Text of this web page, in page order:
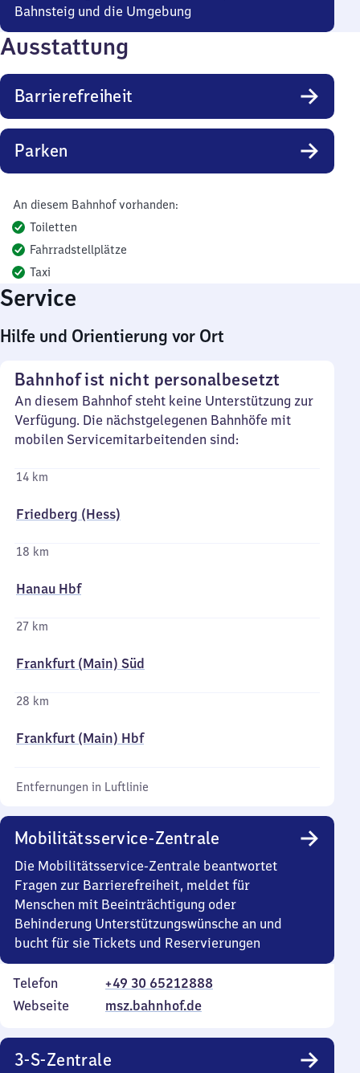
Bahnsteig und die Umgebung
Ausstattung
Barrierefreiheit
Parken
An diesem Bahnhof vorhanden:
Toiletten
Fahrradstellplätze
Taxi
Service
Hilfe und Orientierung vor Ort
Bahnhof ist nicht personalbesetzt
An diesem Bahnhof steht keine Unterstützung zur
Verfügung. Die nächstgelegenen Bahnhöfe mit
mobilen Servicemitarbeitenden sind:
14 km
Friedberg (Hess)
18 km
Hanau Hbf
27 km
Frankfurt (Main) Süd
28 km
Frankfurt (Main) Hbf
Entfernungen in Luftlinie
Mobilitätsservice-Zentrale
Die Mobilitätsservice-Zentrale beantwortet
Fragen zur Barrierefreiheit, meldet für
Menschen mit Beeinträchtigung oder
Behinderung Unterstützungswünsche an und
bucht für sie Tickets und Reservierungen
Telefon
+49 30 65212888
Webseite
msz.bahnhof.de
3-S-Zentrale